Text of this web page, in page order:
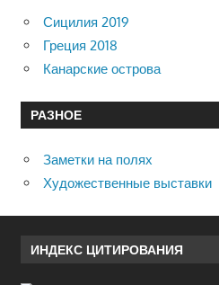
Сицилия 2019
Греция 2018
Канарские острова
РАЗНОЕ
Заметки на полях
Художественные выставки
ИНДЕКС ЦИТИРОВАНИЯ